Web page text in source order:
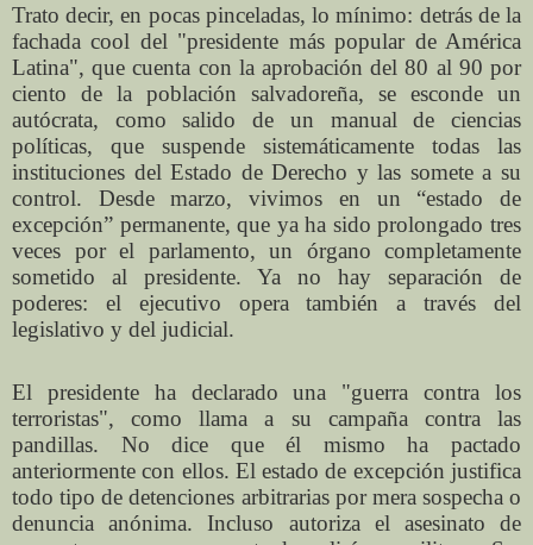
Trato decir, en pocas pinceladas, lo mínimo: detrás de la
fachada cool del "presidente más popular de América
Latina", que cuenta con la aprobación del 80 al 90 por
ciento de la población salvadoreña, se esconde un
autócrata, como salido de un manual de ciencias
políticas, que suspende sistemáticamente todas las
instituciones del Estado de Derecho y las somete a su
control. Desde marzo, vivimos en un “estado de
excepción” permanente, que ya ha sido prolongado tres
veces por el parlamento, un órgano completamente
sometido al presidente. Ya no hay separación de
poderes: el ejecutivo opera también a través del
legislativo y del judicial.
El presidente ha declarado una "guerra contra los
terroristas", como llama a su campaña contra las
pandillas. No dice que él mismo ha pactado
anteriormente con ellos. El estado de excepción justifica
todo tipo de detenciones arbitrarias por mera sospecha o
denuncia anónima. Incluso autoriza el asesinato de